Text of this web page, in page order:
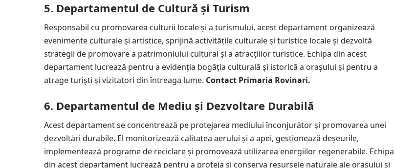
5. Departamentul de Cultură și Turism
Responsabil cu promovarea culturii locale și a turismului, acest departament organizează
evenimente culturale și artistice, sprijină activitățile culturale și turistice locale și dezvoltă
strategii de promovare a patrimoniului cultural și a atracțiilor turistice. Echipa din acest
departament lucrează pentru a evidenția bogăția culturală și istorică a orașului și pentru a
atrage turiști și vizitatori din întreaga lume. Contact Primaria Rovinari.
6. Departamentul de Mediu și Dezvoltare Durabilă
Acest departament se concentrează pe protejarea mediului înconjurător și promovarea unei
dezvoltări durabile. El monitorizează calitatea aerului și a apei, gestionează deșeurile,
implementează programe de reciclare și promovează utilizarea energiilor regenerabile. Echipa
din acest departament lucrează pentru a proteja și conserva resursele naturale ale orașului și